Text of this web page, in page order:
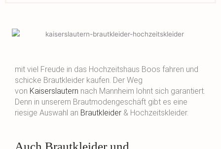
mit viel Freude in das Hochzeitshaus Boos fahren und
schicke Brautkleider kaufen. Der Weg
von Kaiserslautern nach Mannheim lohnt sich garantiert.
Denn in unserem Brautmodengeschäft gibt es eine
riesige Auswahl an Brautkleider & Hochzeitskleider.